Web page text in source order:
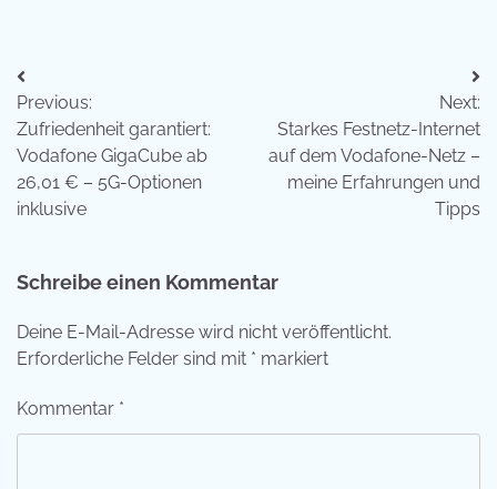
Beitragsnavigation
Previous:
Zufriedenheit garantiert:
Vodafone GigaCube ab
26,01 € – 5G-Optionen
inklusive
Next:
Starkes Festnetz-Internet
auf dem Vodafone-Netz –
meine Erfahrungen und
Tipps
Schreibe einen Kommentar
Deine E-Mail-Adresse wird nicht veröffentlicht.
Erforderliche Felder sind mit * markiert
Kommentar *